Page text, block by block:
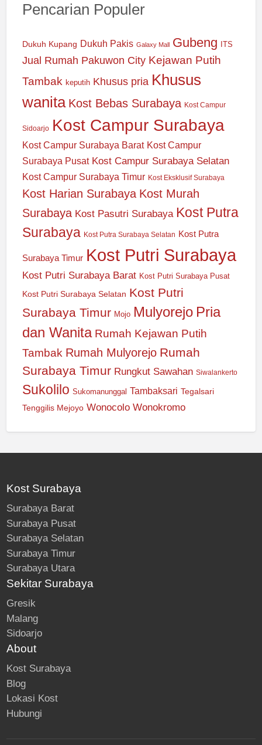
Pencarian Populer
Dukuh Kupang Dukuh Pakis Galaxy Mall Gubeng ITS
Jual Rumah Pakuwon City Kejawan Putih
Tambak keputih Khusus pria Khusus
wanita Kost Bebas Surabaya Kost Campur
Sidoarjo Kost Campur Surabaya
Kost Campur Surabaya Barat Kost Campur
Surabaya Pusat Kost Campur Surabaya Selatan
Kost Campur Surabaya Timur Kost Eksklusif Surabaya
Kost Harian Surabaya Kost Murah
Surabaya Kost Pasutri Surabaya Kost Putra
Surabaya Kost Putra Surabaya Selatan Kost Putra
Surabaya Timur Kost Putri Surabaya
Kost Putri Surabaya Barat Kost Putri Surabaya Pusat
Kost Putri Surabaya Selatan Kost Putri
Surabaya Timur Mojo Mulyorejo Pria
dan Wanita Rumah Kejawan Putih
Tambak Rumah Mulyorejo Rumah
Surabaya Timur Rungkut Sawahan Siwalankerto
Sukolilo Sukomanunggal Tambaksari Tegalsari
Tenggilis Mejoyo Wonocolo Wonokromo
Kost Surabaya
Surabaya Barat
Surabaya Pusat
Surabaya Selatan
Surabaya Timur
Surabaya Utara
Sekitar Surabaya
Gresik
Malang
Sidoarjo
About
Kost Surabaya
Blog
Lokasi Kost
Hubungi